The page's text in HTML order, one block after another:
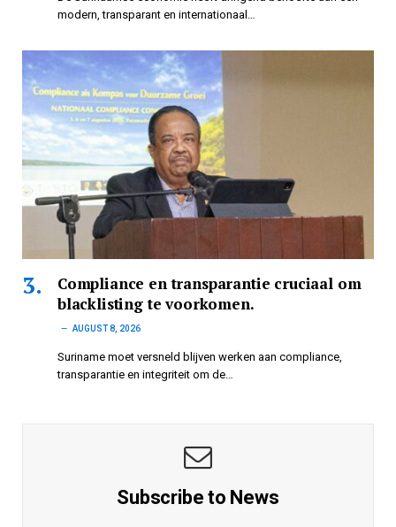
modern, transparant en internationaal…
Compliance en transparantie cruciaal om
blacklisting te voorkomen.
AUGUST 8, 2026
Suriname moet versneld blijven werken aan compliance,
transparantie en integriteit om de…
Subscribe to News